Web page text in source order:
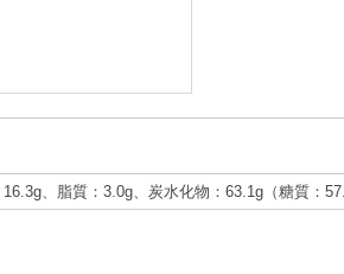
、脂質：3.0g、炭水化物：63.1g（糖質：